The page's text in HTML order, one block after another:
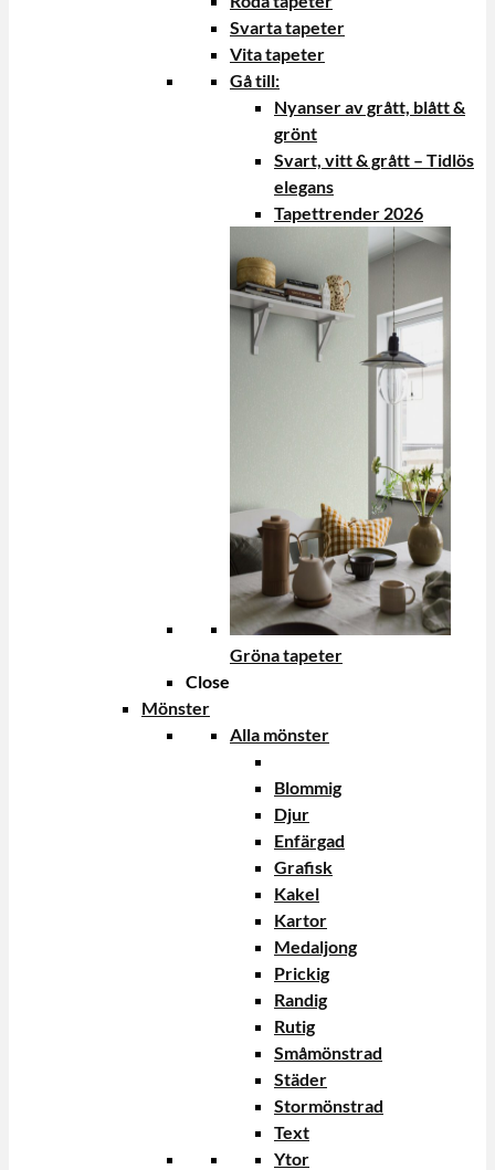
Svarta tapeter
Vita tapeter
Gå till:
Nyanser av grått, blått &
grönt
Svart, vitt & grått – Tidlös
elegans
Tapettrender 2026
Gröna tapeter
Close
Mönster
Alla mönster
Blommig
Djur
Enfärgad
Grafisk
Kakel
Kartor
Medaljong
Prickig
Randig
Rutig
Småmönstrad
Städer
Stormönstrad
Text
Ytor